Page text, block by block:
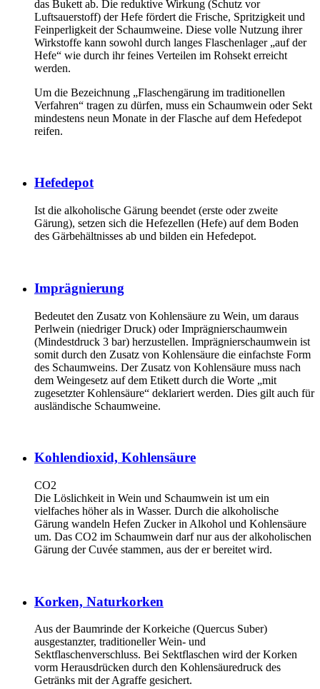
das Bukett ab. Die reduktive Wirkung (Schutz vor
Luftsauerstoff) der Hefe fördert die Frische, Spritzigkeit und
Feinperligkeit der Schaumweine. Diese volle Nutzung ihrer
Wirkstoffe kann sowohl durch langes Flaschenlager „auf der
Hefe“ wie durch ihr feines Verteilen im Rohsekt erreicht
werden.
Um die Bezeichnung „Flaschengärung im traditionellen
Verfahren“ tragen zu dürfen, muss ein Schaumwein oder Sekt
mindestens neun Monate in der Flasche auf dem Hefedepot
reifen.
Hefedepot
Ist die alkoholische Gärung beendet (erste oder zweite
Gärung), setzen sich die Hefezellen (Hefe) auf dem Boden
des Gärbehältnisses ab und bilden ein Hefedepot.
Imprägnierung
Bedeutet den Zusatz von Kohlensäure zu Wein, um daraus
Perlwein (niedriger Druck) oder Imprägnierschaumwein
(Mindestdruck 3 bar) herzustellen. Imprägnierschaumwein ist
somit durch den Zusatz von Kohlensäure die einfachste Form
des Schaumweins. Der Zusatz von Kohlensäure muss nach
dem Weingesetz auf dem Etikett durch die Worte „mit
zugesetzter Kohlensäure“ deklariert werden. Dies gilt auch für
ausländische Schaumweine.
Kohlendioxid, Kohlensäure
CO2
Die Löslichkeit in Wein und Schaumwein ist um ein
vielfaches höher als in Wasser. Durch die alkoholische
Gärung wandeln Hefen Zucker in Alkohol und Kohlensäure
um. Das CO2 im Schaumwein darf nur aus der alkoholischen
Gärung der Cuvée stammen, aus der er bereitet wird.
Korken, Naturkorken
Aus der Baumrinde der Korkeiche (Quercus Suber)
ausgestanzter, traditioneller Wein- und
Sektflaschenverschluss. Bei Sektflaschen wird der Korken
vorm Herausdrücken durch den Kohlensäuredruck des
Getränks mit der Agraffe gesichert.